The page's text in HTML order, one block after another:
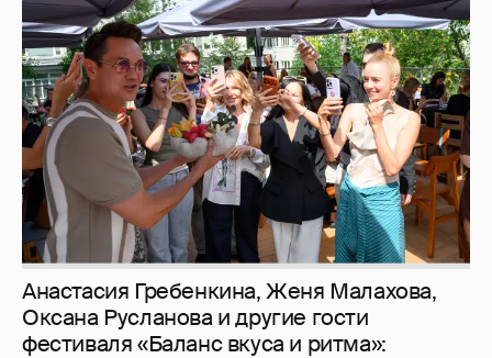
Анастасия Гребенкина, Женя Малахова,
Оксана Русланова и другие гости
фестиваля «Баланс вкуса и ритма»:
рассматриваем летние образы